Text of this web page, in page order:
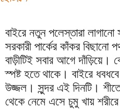
বাইরে নতুন পলেস্তারা
সরকারী পার্কের কাঁকর
বাড়ীটিই সবার আগে দাঁড়িয়ে।
স্পষ্ট হতে থাকে। বাইরে
উজ্জল। সুন্দর এই দিনটি।
থেকে নেমে এসে চুমু খায়